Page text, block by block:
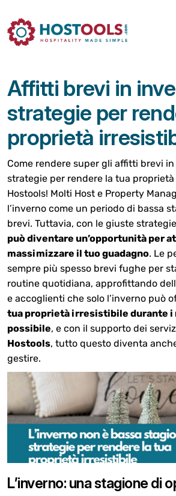
Affitti brevi in
strategie per
proprietà
Come rendere super gli affitti brevi
strategie per rendere la tua
Hostools! Molti Host e Property
l’inverno come un periodo di bassa
brevi. Tuttavia, con le giuste
può diventare un’opportunità per
massimizzare il tuo guadagno. Le
sempre più spesso brevi fughe per
routine quotidiana, approfittando
e accoglienti che solo l’inverno può
tua proprietà irresistibile durante i
possibile, e con il supporto dei
Hostools, tutto questo diventa
gestire.
L’inverno: una stagione di